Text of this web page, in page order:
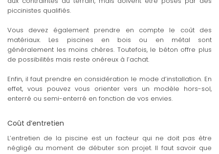
piccinistes qualifiés.
Vous devez également prendre en compte le coût des
matériaux. Les piscines en bois ou en métal sont
généralement les moins chères. Toutefois, le béton offre plus
de possibilités mais reste onéreux à l’achat.
Enfin, il faut prendre en considération le mode d’installation. En
effet, vous pouvez vous orienter vers un modèle hors-sol,
enterré ou semi-enterré en fonction de vos envies.
Coût d’entretien
L’entretien de la piscine est un facteur qui ne doit pas être
négligé au moment de débuter son projet. Il faut savoir que